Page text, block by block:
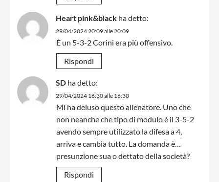
Heart pink&black ha detto:
29/04/2024 20:09 alle 20:09
È un 5-3-2 Corini era più offensivo.
Rispondi
SD ha detto:
29/04/2024 16:30 alle 16:30
Mi ha deluso questo allenatore. Uno che
non neanche che tipo di modulo è il 3-5-2
avendo sempre utilizzato la difesa a 4,
arriva e cambia tutto. La domanda è…
presunzione sua o dettato della società?
Rispondi